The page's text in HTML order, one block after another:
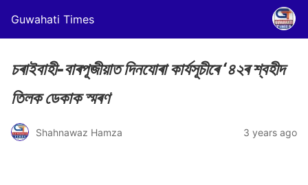
Guwahati Times
চৰাইবাহী-বাৰপূজীয়াত দিনযোৰা কাৰ্যসূচীৰে ‘৪২ৰ শ্বহীদ
তিলক ডেকাক স্মৰণ
Shahnawaz Hamza 3 years ago